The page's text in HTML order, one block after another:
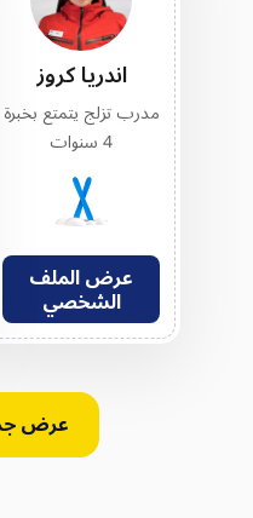
اندريا كروز
مدرب تزلج يتمتع بخبرة
4 سنوات
عرض الملف
الشخصي
عرض